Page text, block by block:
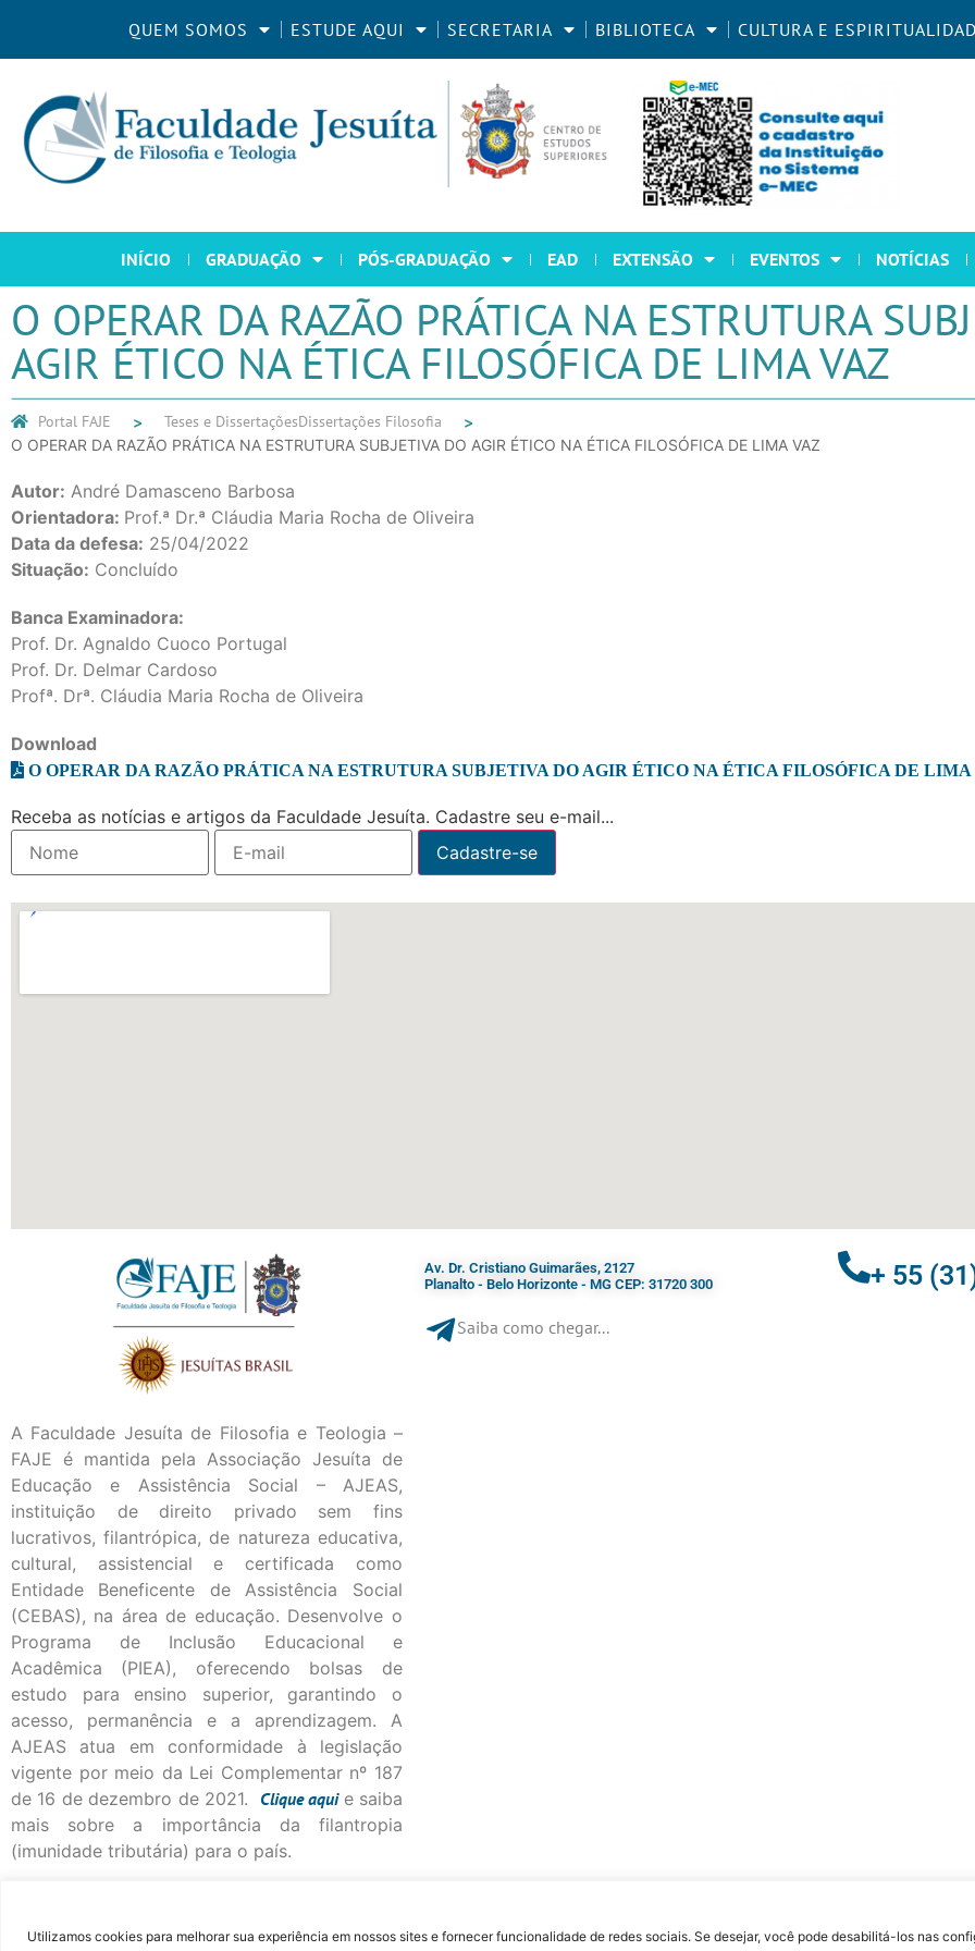
Utilizamos cookies para melhorar sua experiência em nossos sites e fornecer funcionalidade de redes sociais. Se desejar, você pode desabilitá-los nas
QUEM SOMOS ESTUDE AQUI SECRETARIA BIBLIOTECA CULTURA E
INÍCIO GRADUAÇÃO PÓS-GRADUAÇÃO EAD EXTENSÃO EVENTOS NOTÍCIAS
O OPERAR DA RAZÃO PRÁTICA NA ESTRUTURA
AGIR ÉTICO NA ÉTICA FILOSÓFICA DE LIMA VAZ
Portal FAJE Teses e DissertaçõesDissertações Filosofia
O OPERAR DA RAZÃO PRÁTICA NA ESTRUTURA SUBJETIVA DO AGIR ÉTICO NA ÉTICA FILOSÓFICA DE LIMA VAZ
Autor: André Damasceno Barbosa
Orientadora: Prof.ª Dr.ª Cláudia Maria Rocha de Oliveira
Data da defesa: 25/04/2022
Situação: Concluído
Banca Examinadora:
Prof. Dr. Agnaldo Cuoco Portugal
Prof. Dr. Delmar Cardoso
Profª. Drª. Cláudia Maria Rocha de Oliveira
Download
O OPERAR DA RAZÃO PRÁTICA NA ESTRUTURA SUBJETIVA DO AGIR ÉTICO NA ÉTICA FILOSÓFICA DE LIMA
Receba as notícias e artigos da Faculdade Jesuíta. Cadastre seu e-mail...
A Faculdade Jesuíta de Filosofia e Teologia –
FAJE é mantida pela Associação Jesuíta de
Educação e Assistência Social – AJEAS,
instituição de direito privado sem fins
lucrativos, filantrópica, de natureza educativa,
cultural, assistencial e certificada como
Entidade Beneficente de Assistência Social
(CEBAS), na área de educação. Desenvolve o
Programa de Inclusão Educacional e
Acadêmica (PIEA), oferecendo bolsas de
estudo para ensino superior, garantindo o
acesso, permanência e a aprendizagem. A
AJEAS atua em conformidade à legislação
vigente por meio da Lei Complementar nº 187
de 16 de dezembro de 2021. Cliqueaqui e saiba
mais sobre a importância da filantropia
(imunidade tributária) para o país.
Av. Dr. Cristiano Guimarães, 2127
Planalto - Belo Horizonte - MG CEP: 31720 300
Saiba como chegar...
+ 55